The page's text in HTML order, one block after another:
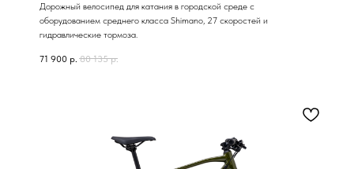
Дорожный велосипед для катания в городской среде с
оборудованием среднего класса Shimano, 27 скоростей и
гидравлические тормоза.
71 900 р. 80 135 р.